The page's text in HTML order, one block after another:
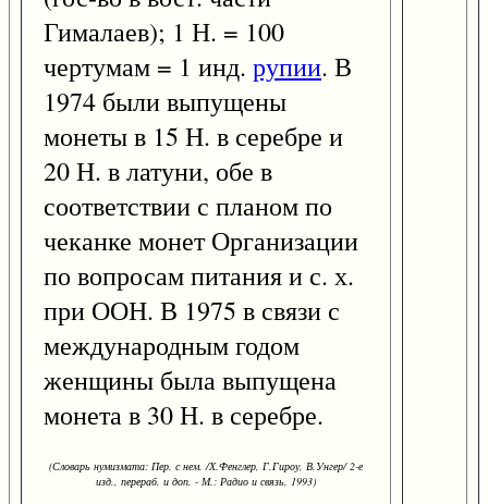
Гималаев); 1 Н. = 100
чертумам = 1 инд. рупии. В
1974 были выпущены
монеты в 15 Н. в серебре и
20 Н. в латуни, обе в
соответствии с планом по
чеканке монет Организации
по вопросам питания и с. х.
при ООН. В 1975 в связи с
международным годом
женщины была выпущена
монета в 30 Н. в серебре.
(Словарь нумизмата: Пер. с нем. /Х.Фенглер, Г.Гироу, В.Унгер/ 2-е
изд., перераб. и доп. - М.: Радио и связь, 1993)